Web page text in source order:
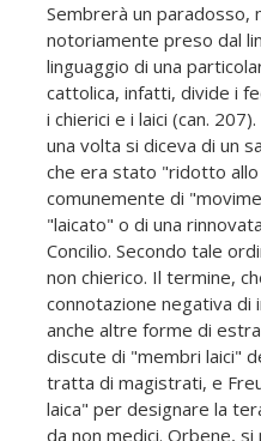
Sembrerà un paradosso,
notoriamente preso dal
linguaggio di una
cattolica, infatti, divide i
i chierici e i laici (can.
una volta si diceva di un
che era stato "ridotto
comunemente di
"laicato" o di una
Concilio. Secondo tale
non chierico. Il termine,
connotazione negativa di
anche altre forme di
discute di "membri laici"
tratta di magistrati, e
laica" per designare la
da non medici. Orbene,